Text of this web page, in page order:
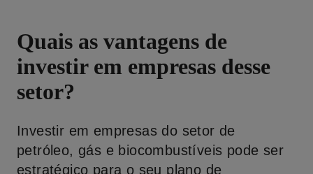
Quais as vantagens de
investir em empresas desse
setor?
Investir em empresas do setor de
petróleo, gás e biocombustíveis pode ser
estratégico para o seu plano de